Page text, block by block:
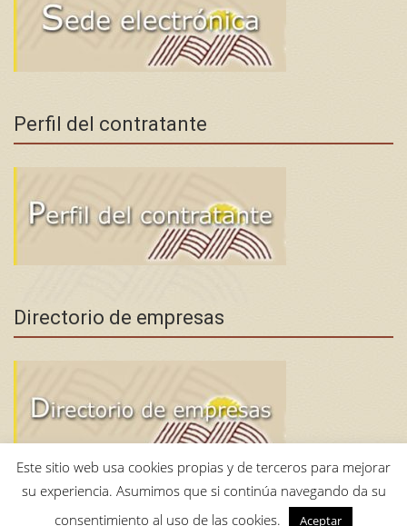
Perfil del contratante
Directorio de empresas
Este sitio web usa cookies propias y de terceros para mejorar
su experiencia. Asumimos que si continúa navegando da su
consentimiento al uso de las cookies.
Aceptar